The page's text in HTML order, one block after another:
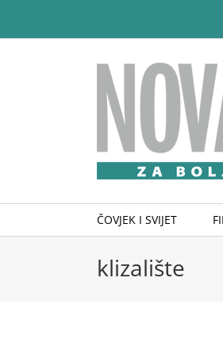
content
ČOVJEK I SVIJET
klizalište